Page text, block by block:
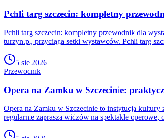
Pchli targ szczecin: kompletny
Pchli targ szczecin: kompletny przewodnik dla
turzyn.pl, przyciąga setki wystawców. Pchli targ
5 sie 2026
Przewodnik
Opera na Zamku w Szczecinie:
Opera na Zamku w Szczecinie to instytucja
regularnie zaprasza widzów na spektakle